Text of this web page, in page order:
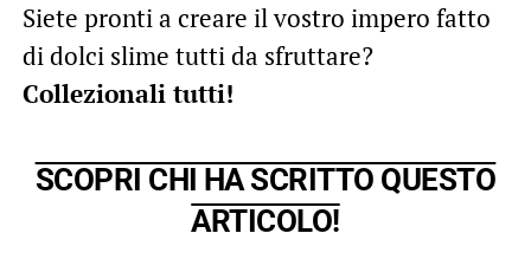
Siete pronti a creare il vostro impero fatto
di dolci slime tutti da sfruttare?
Collezionali tutti!
SCOPRI CHI HA SCRITTO QUESTO
ARTICOLO!